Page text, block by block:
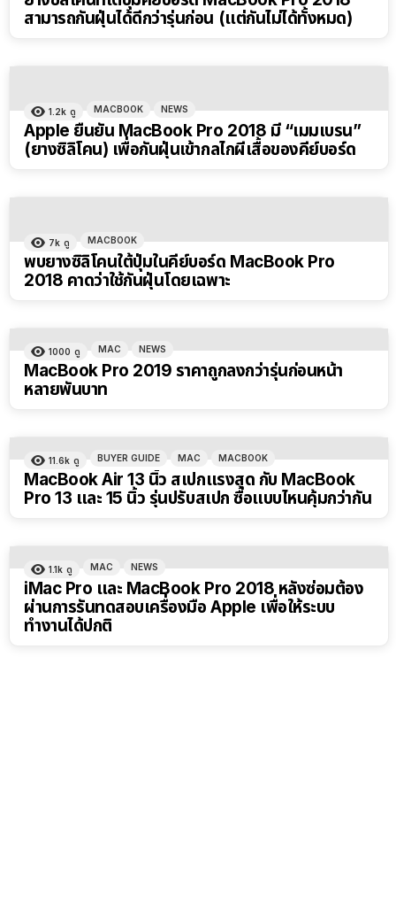
สามารถกันฝุ่นได้ดีกว่ารุ่นก่อน (แต่กันไม่ได้ทั้งหมด)
1.2k ดู MACBOOK NEWS
Apple ยืนยัน MacBook Pro 2018 มี “เมมเบรน”
(ยางซิลิโคน) เพื่อกันฝุ่นเข้ากลไกผีเสื้อของคีย์บอร์ด
7k ดู MACBOOK
พบยางซิลิโคนใต้ปุ่มในคีย์บอร์ด MacBook Pro
2018 คาดว่าใช้กันฝุ่นโดยเฉพาะ
1000 ดู MAC NEWS
MacBook Pro 2019 ราคาถูกลงกว่ารุ่นก่อนหน้า
หลายพันบาท
11.6k ดู BUYER GUIDE MAC MACBOOK
MacBook Air 13 นิ้ว สเปกแรงสุด กับ MacBook
Pro 13 และ 15 นิ้ว รุ่นปรับสเปก ซื้อแบบไหนคุ้มกว่ากัน
1.1k ดู MAC NEWS
iMac Pro และ MacBook Pro 2018 หลังซ่อมต้อง
ผ่านการรันทดสอบเครื่องมือ Apple เพื่อให้ระบบ
ทำงานได้ปกติ